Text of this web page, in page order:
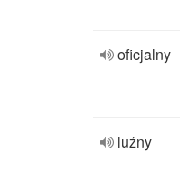
oficjalny
luźny